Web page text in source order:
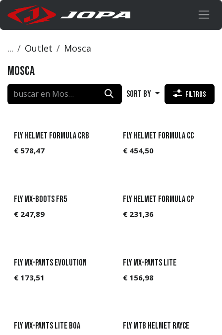
Ir al contenido
... Outlet Mosca
Mosca
Sort By Filtros
Fly Helmet Formula CRB
€ 578,47
Fly Helmet Formula CC
€ 454,50
Fly MX-Boots FR5
€ 247,89
Fly Helmet Formula CP
€ 231,36
Fly MX-Pants Evolution
€ 173,51
Fly MX-Pants Lite
€ 156,98
Fly MX-Pants Lite BOA FLY MTB Helmet Rayce